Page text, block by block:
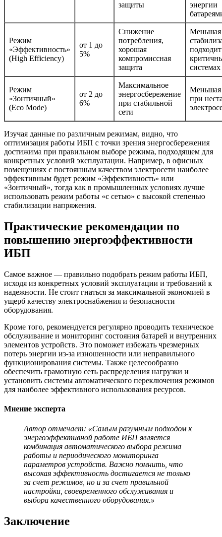
защиты
энергии
Режим
«Эффективность»
(High Efficiency)
от 1 до
5%
Снижение
потребления,
хорошая
компромиссная
защита
Меньшая
системах
Режим
«Зонтичный»
(Eco Mode)
от 2 до
6%
Максимальное
энергосбережение
при стабильной
сети
Меньшая
при
Изучая данные по различным режимам, видно, что
оптимизация работы ИБП с точки зрения энергосбережения
достижима при правильном выборе режима, подходящем для
конкретных условий эксплуатации. Например, в офисных
помещениях с постоянным качеством электросети наиболее
эффективным будет режим «Эффективность» или
«Зонтичный», тогда как в промышленных условиях лучше
использовать режим работы «с сетью» с высокой степенью
стабилизации напряжения.
Практические рекомендации по
повышению энергоэффективности
ИБП
Самое важное — правильно подобрать режим работы ИБП,
исходя из конкретных условий эксплуатации и требований к
надежности. Не стоит гнаться за максимальной экономией в
ущерб качеству электроснабжения и безопасности
оборудования.
Кроме того, рекомендуется регулярно проводить техническое
обслуживание и мониторинг состояния батарей и внутренних
элементов устройств. Это поможет избежать чрезмерных
потерь энергии из-за изношенности или неправильного
функционирования системы. Также целесообразно
обеспечить грамотную сеть распределения нагрузки и
установить системы автоматического переключения режимов
для наиболее эффективного использования ресурсов.
Мнение эксперта
Автор отмечает: «Самым разумным подходом к
энергоэффективной работе ИБП является
комбинация автоматического выбора режима
работы и периодического мониторинга
параметров устройств. Важно помнить, что
высокая эффективность достигается не только
за счет режимов, но и за счет правильной
настройки, своевременного обслуживания и
выбора качественного оборудования.»
Заключение